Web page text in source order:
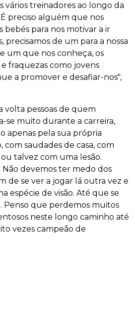
vários treinadores ao longo da
É preciso alguém que nos
para nos motivar a ir
precisamos de um para a nossa
um que nos conheça, os
fraquezas como jovens
a promover e desafiar-nos",
volta pessoas de quem
se muito durante a carreira,
apenas pela sua própria
com saudades de casa, com
talvez com uma lesão.
Não devemos ter medo dos
de se ver a jogar lá outra vez e
espécie de visão. Até que se
Penso que perdemos muitos
neste longo caminho até
vezes campeão de